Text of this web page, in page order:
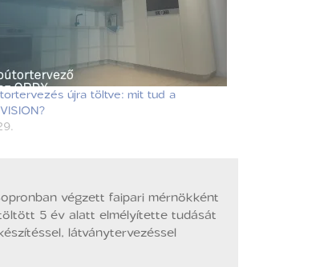
újra töltve: mit tud a
végzett faipari mérnökként
5 év alatt elmélyítette tudását
látványtervezéssel